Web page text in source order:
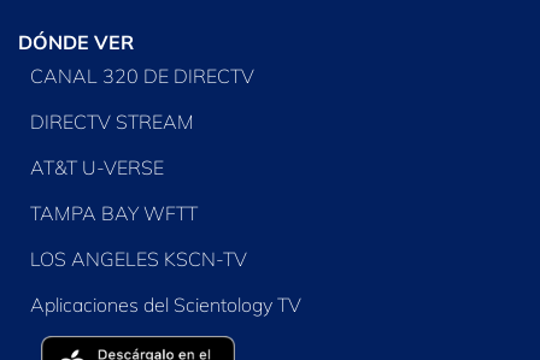
DÓNDE VER
CANAL 320 DE DIRECTV
DIRECTV STREAM
AT&T U-VERSE
TAMPA BAY WFTT
LOS ANGELES KSCN-TV
Aplicaciones del Scientology TV